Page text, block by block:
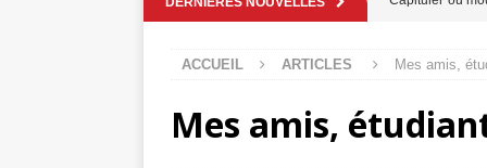
Mille jours de
Les Israéliens
Alors que
ACCUEIL ARTICLES Mes amis,
Mes amis,